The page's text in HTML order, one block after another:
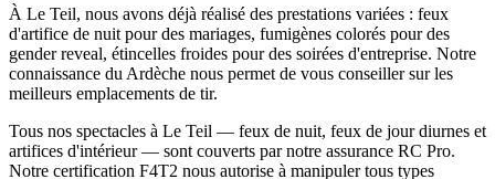
À Le Teil, nous avons déjà réalisé des prestations variées : feux
d'artifice de nuit pour des mariages, fumigènes colorés pour des
gender reveal, étincelles froides pour des soirées d'entreprise. Notre
connaissance du Ardèche nous permet de vous conseiller sur les
meilleurs emplacements de tir.
Tous nos spectacles à Le Teil — feux de nuit, feux de jour diurnes et
artifices d'intérieur — sont couverts par notre assurance RC Pro.
Notre certification F4T2 nous autorise à manipuler tous types